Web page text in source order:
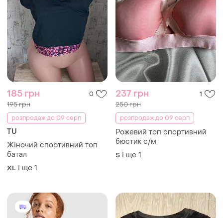
185 грн 0
195 грн
розпродаж до 09 серп
TU
Жіночий спортивний топ
батал
XL і ще 1
237 грн 1
250 грн
розпродаж до 09 серп
Рожевий топ спортивний
бюстик с/м
S і ще 1